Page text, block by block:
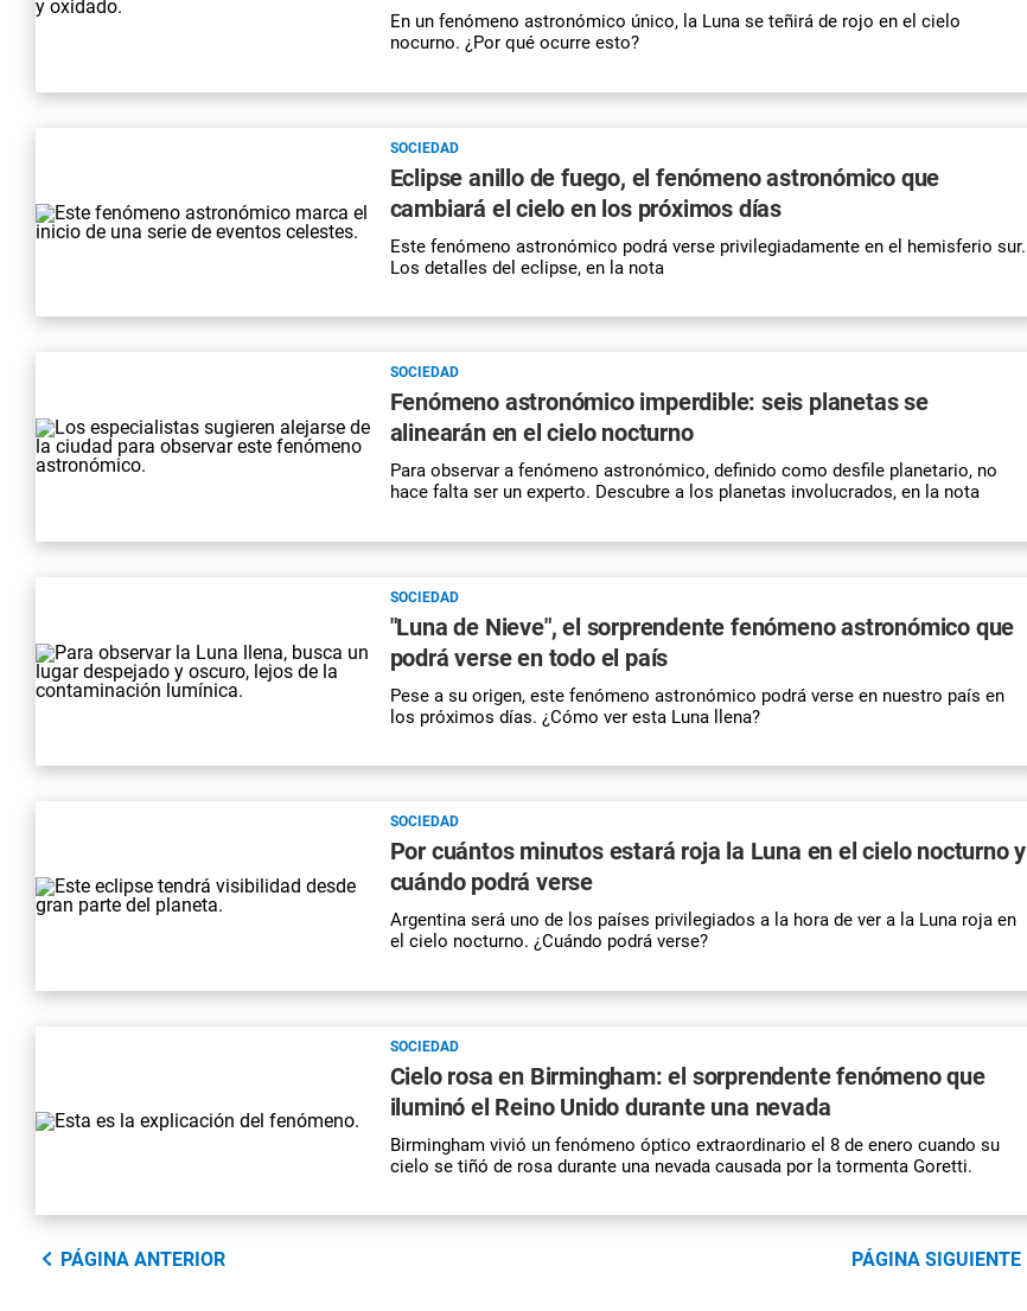
En un fenómeno astronómico único, la Luna se teñirá de rojo en el cielo
nocurno. ¿Por qué ocurre esto?
SOCIEDAD
Eclipse anillo de fuego, el fenómeno astronómico que
cambiará el cielo en los próximos días
Este fenómeno astronómico podrá verse privilegiadamente en el hemisferio sur.
Los detalles del eclipse, en la nota
SOCIEDAD
Fenómeno astronómico imperdible: seis planetas se
alinearán en el cielo nocturno
Para observar a fenómeno astronómico, definido como desfile planetario, no
hace falta ser un experto. Descubre a los planetas involucrados, en la nota
SOCIEDAD
"Luna de Nieve", el sorprendente fenómeno astronómico que
podrá verse en todo el país
Pese a su origen, este fenómeno astronómico podrá verse en nuestro país en
los próximos días. ¿Cómo ver esta Luna llena?
SOCIEDAD
Por cuántos minutos estará roja la Luna en el cielo nocturno y
cuándo podrá verse
Argentina será uno de los países privilegiados a la hora de ver a la Luna roja en
el cielo nocturno. ¿Cuándo podrá verse?
SOCIEDAD
Cielo rosa en Birmingham: el sorprendente fenómeno que
iluminó el Reino Unido durante una nevada
Birmingham vivió un fenómeno óptico extraordinario el 8 de enero cuando su
cielo se tiñó de rosa durante una nevada causada por la tormenta Goretti.
PÁGINA ANTERIOR PÁGINA SIGUIENTE